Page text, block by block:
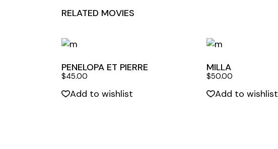
RELATED MOVIES
PENELOPA ET PIERRE
$45.00
Add to wishlist
MILLA
$50.00
Add to wishlist